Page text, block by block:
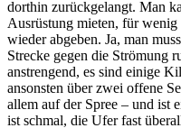
dorthin zurückgelangt. Man
Ausrüstung mieten, für
wieder abgeben. Ja, man
Strecke gegen die Strömung
anstrengend, es sind einige
ansonsten über zwei offene
allem auf der Spree – und ist
ist schmal, die Ufer fast